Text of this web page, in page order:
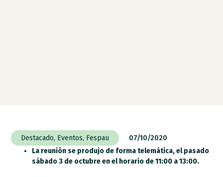
Destacado, Eventos, Fespau
07/10/2020
La reunión se produjo de forma telemática, el pasado
sábado 3 de octubre en el horario de 11:00 a 13:00.